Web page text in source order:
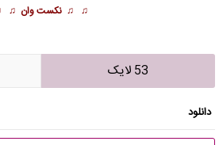
♫ ♫ نکست وان ♫
53 لایک
دانلود